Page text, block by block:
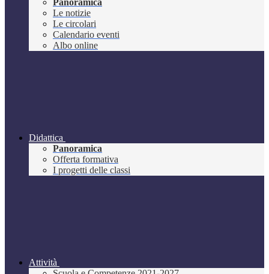
Panoramica
Le notizie
Le circolari
Calendario eventi
Albo online
Didattica
Panoramica
Offerta formativa
I progetti delle classi
Attività